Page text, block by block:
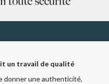
un travail de qualité
donner une authenticité,